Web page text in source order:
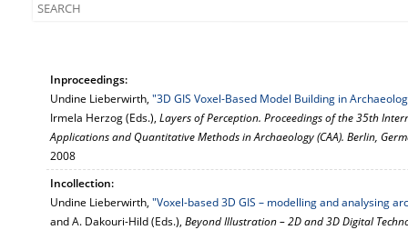
Inproceedings:
Undine Lieberwirth, "3D GIS Voxel-Based Model Building in
Irmela Herzog (Eds.), Layers of Perception. Proceedings of the 35th
Applications and Quantitative Methods in Archaeology (CAA). Berlin,
2008
Incollection:
Undine Lieberwirth, "Voxel-based 3D GIS – modelling and analysing
and A. Dakouri-Hild (Eds.), Beyond Illustration – 2D and 3D Digital